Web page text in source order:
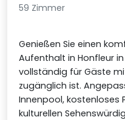
59 Zimmer
Genießen Sie einen
Aufenthalt in Honfleur
vollständig für Gäste
zugänglich ist.
Innenpool, kostenloses
kulturellen